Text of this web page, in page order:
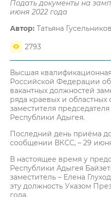
Подать документы на
июня 2022 года
Автор: Татьяна
2793
Высшая
Российской Федерации
вакантных должностей
ряда краевых и областных
заместителя
Республики Адыгея.
Последний день приёма
сообщении ВКСС, – 29
В настоящее время у
Республики Адыгея
заместитель – Елена
эту должность Указом
года.